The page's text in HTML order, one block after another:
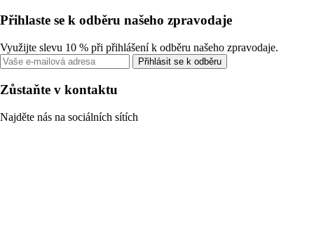
Přihlaste se k odběru našeho zpravodaje
Využijte slevu 10 % při přihlášení k odběru našeho zpravodaje.
Přihlásit se k odběru
Zůstaňte v kontaktu
Najděte nás na sociálních sítích